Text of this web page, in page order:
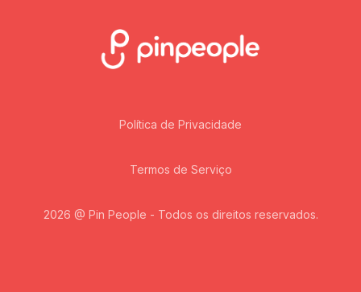
Política de Privacidade
Termos de Serviço
2026 @ Pin People - Todos os direitos reservados.